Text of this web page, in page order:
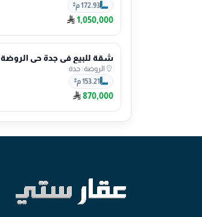
172.93 م²
1,050,000
شقة للبيع في جدة حي الروضة
الروضة| جدة
153.21 م²
870,000